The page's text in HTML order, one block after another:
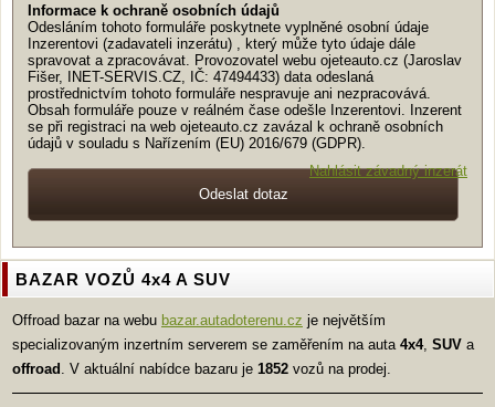
Informace k ochraně osobních údajů
Odesláním tohoto formuláře poskytnete vyplněné osobní údaje
Inzerentovi (zadavateli inzerátu) , který může tyto údaje dále
spravovat a zpracovávat. Provozovatel webu ojeteauto.cz (Jaroslav
Fišer, INET-SERVIS.CZ, IČ: 47494433) data odeslaná
prostřednictvím tohoto formuláře nespravuje ani nezpracovává.
Obsah formuláře pouze v reálném čase odešle Inzerentovi. Inzerent
se při registraci na web ojeteauto.cz zavázal k ochraně osobních
údajů v souladu s Nařízením (EU) 2016/679 (GDPR).
Nahlásit závadný inzerát
BAZAR VOZŮ 4x4 A SUV
Offroad bazar na webu bazar.autadoterenu.cz je největším
specializovaným inzertním serverem se zaměřením na auta 4x4, SUV a
offroad
. V aktuální nabídce bazaru je 1852 vozů na prodej.